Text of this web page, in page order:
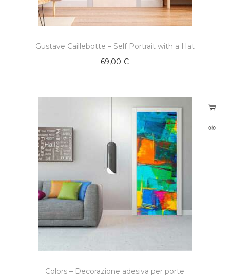
Gustave Caillebotte – Self Portrait with a Hat
69,00€
Colors – Decorazione adesiva per porte